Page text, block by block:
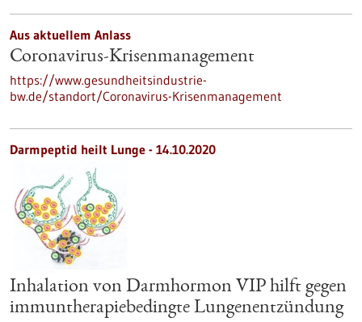
Aus aktuellem Anlass
Coronavirus-Krisenmanagement
https://www.gesundheitsindustrie-
bw.de/standort/Coronavirus-Krisenmanagement
Darmpeptid heilt Lunge - 14.10.2020
Inhalation von Darmhormon VIP hilft gegen
immuntherapiebedingte Lungenentzündung